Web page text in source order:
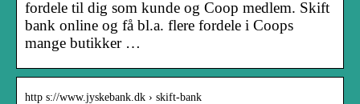
fordele til dig som kunde og Coop medlem. Skift
bank online og få bl.a. flere fordele i Coops
mange butikker …
http s://www.jyskebank.dk › skift-bank